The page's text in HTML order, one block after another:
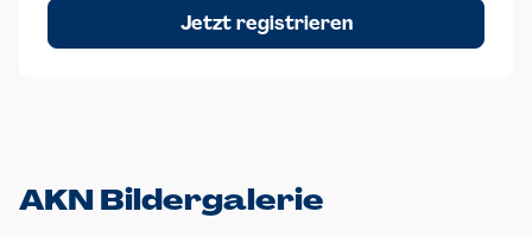
Um das Logo herum muss ein Schutzraum von jeweils einer
Höhe bzw. Breite des N aus AKN in alle Richtungen
Jetzt registrieren
AKN Bildergalerie